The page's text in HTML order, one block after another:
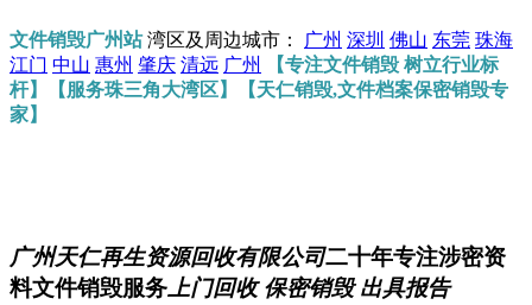
文件销毁广州站湾区及周边城市： 广州 深圳 佛山 东莞 珠海
江门 中山 惠州 肇庆 清远 广州
【专注文件销毁 树立行业标
杆】【服务珠三角大湾区】【天仁销毁,文件档案保密销毁专
家】
广州天仁再生资源回收有限公司二十年专注涉密资
料文件销毁服务 上门回收 保密销毁 出具报告